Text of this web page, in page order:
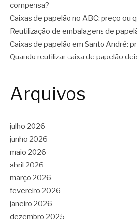
compensa?
Caixas de papelão no ABC: preço ou
Reutilização de embalagens de
Caixas de papelão em Santo André:
Quando reutilizar caixa de papelão
Arquivos
julho 2026
junho 2026
maio 2026
abril 2026
março 2026
fevereiro 2026
janeiro 2026
dezembro 2025